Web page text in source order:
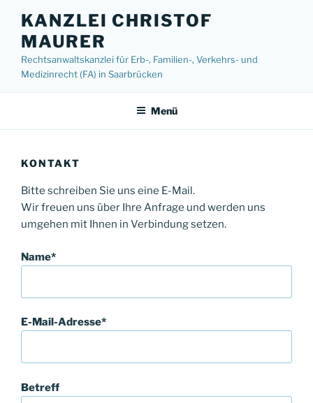
Inhalt
springen
KANZLEI CHRISTOF
MAURER
Rechtsanwaltskanzlei für Erb-, Familien-, Verkehrs- und
Medizinrecht (FA) in Saarbrücken
Menü
KONTAKT
Bitte schreiben Sie uns eine E-Mail.
Wir freuen uns über Ihre Anfrage und werden uns
umgehen mit Ihnen in Verbindung setzen.
Name*
E-Mail-Adresse*
Betreff